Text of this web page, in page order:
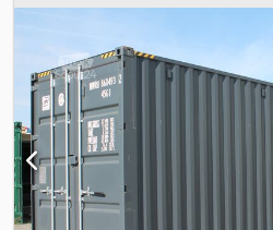
Sanitäranlage auf Wunsch,